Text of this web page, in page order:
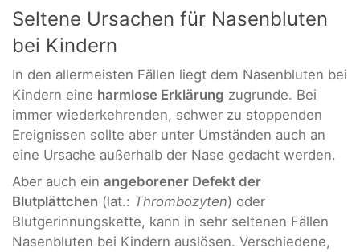
Seltene Ursachen für Nasenbluten
bei Kindern
In den allermeisten Fällen liegt dem Nasenbluten bei
Kindern eine harmlose Erklärung zugrunde. Bei
immer wiederkehrenden, schwer zu stoppenden
Ereignissen sollte aber unter Umständen auch an
eine Ursache außerhalb der Nase gedacht werden.
Aber auch ein angeborener Defekt der
Blutplättchen (lat.: Thrombozyten) oder
Blutgerinnungskette, kann in sehr seltenen Fällen
Nasenbluten bei Kindern auslösen. Verschiedene,